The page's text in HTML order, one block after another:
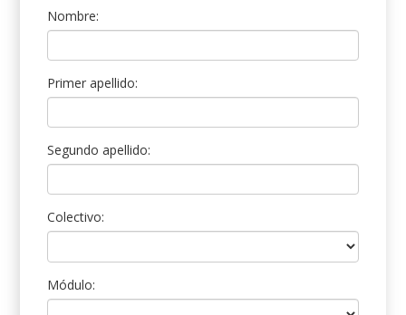
Nombre:
Primer apellido:
Segundo apellido:
Colectivo:
Módulo: